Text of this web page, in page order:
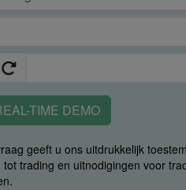
TIME DEMO
geeft u ons uitdrukkelijk
tot trading en uitnodigingen voor